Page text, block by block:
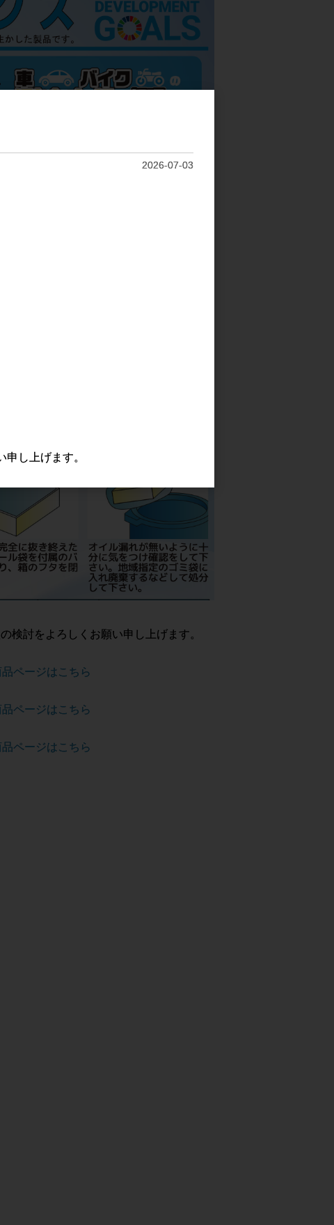
検討をよろしくお願い申し上げます。
ページはこちら
ページはこちら
ページはこちら
2026-07-03
し上げます。